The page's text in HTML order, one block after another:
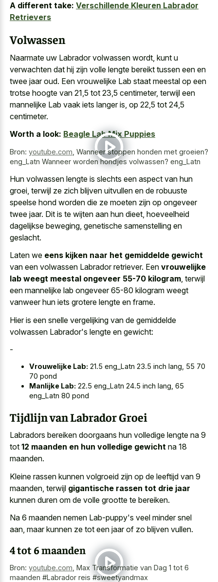
A different take: Verschillende Kleuren Labrador
Retrievers
Volwassen
Naarmate uw Labrador volwassen wordt, kunt u
verwachten dat hij zijn volle lengte bereikt tussen een en
twee jaar oud. Een vrouwelijke Lab staat meestal op een
trotse hoogte van 21,5 tot 23,5 centimeter, terwijl een
mannelijke Lab vaak iets langer is, op 22,5 tot 24,5
centimeter.
Worth a look: Beagle Lab Mix Puppies
Bron: youtube.com Wanneer stoppen honden met groeien?
eng_Latn Wanneer worden hondjes volwassen? eng_Latn
Hun volwassen lengte is slechts een aspect van hun
groei, terwijl ze zich blijven uitvullen en de robuuste
speelse hond worden die ze moeten zijn op ongeveer
twee jaar. Dit is te wijten aan hun dieet, hoeveelheid
dagelijkse beweging, genetische samenstelling en
geslacht.
Laten we eens kijken naar het gemiddelde gewicht
van een volwassen Labrador retriever. Een vrouwelijke
lab weegt meestal ongeveer 55-70 kilogram, terwijl
een mannelijke lab ongeveer 65-80 kilogram weegt
vanweer hun iets grotere lengte en frame.
Hier is een snelle vergelijking van de gemiddelde
volwassen Labrador's lengte en gewicht:
-
Vrouwelijke Lab: 21.5 eng_Latn 23.5 inch lang, 55 70
70 pond
Manlijke Lab: 22.5 eng_Latn 24.5 inch lang, 65
eng_Latn 80 pond
Tijdlijn van Labrador Groei
Labradors bereiken doorgaans hun volledige lengte na 9
tot 12 maanden en hun volledige gewicht na 18
maanden.
Kleine rassen kunnen volgroeid zijn op de leeftijd van 9
maanden, terwijl gigantische rassen tot drie jaar
kunnen duren om de volle grootte te bereiken.
Na 6 maanden nemen Lab-puppy's veel minder snel
aan, maar kunnen ze tot een jaar of zo blijven vullen.
4 tot 6 maanden
Bron: youtube.com Max Transformatie van Dag 1 tot 6
maanden #Labrador reis #sweetyandmax